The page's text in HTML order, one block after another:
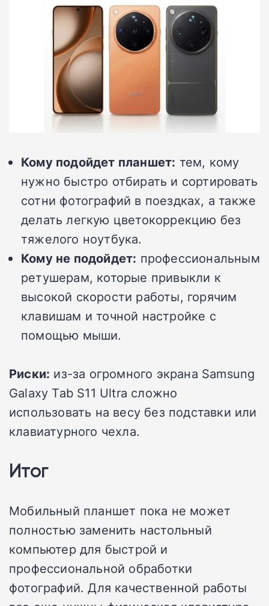
Кому подойдет планшет: тем, кому
нужно быстро отбирать и сортировать
сотни фотографий в поездках, а также
делать легкую цветокоррекцию без
тяжелого ноутбука.
Кому не подойдет: профессиональным
ретушерам, которые привыкли к
высокой скорости работы, горячим
клавишам и точной настройке с
помощью мыши.
Риски: из-за огромного экрана Samsung
Galaxy Tab S11 Ultra сложно
использовать на весу без подставки или
клавиатурного чехла.
Итог
Мобильный планшет пока не может
полностью заменить настольный
компьютер для быстрой и
профессиональной обработки
фотографий. Для качественной работы